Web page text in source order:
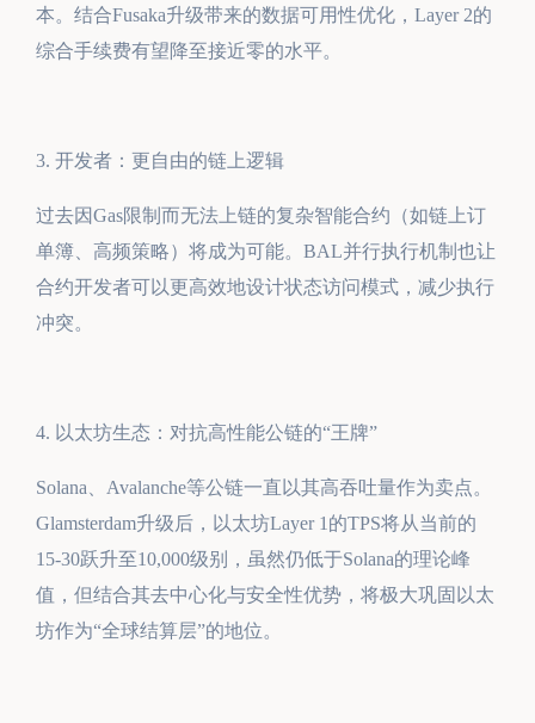
本。结合Fusaka升级带来的数据可用性优化，Layer 2的
综合手续费有望降至接近零的水平。
3. 开发者：更自由的链上逻辑
过去因Gas限制而无法上链的复杂智能合约（如链上订
单簿、高频策略）将成为可能。BAL并行执行机制也让
合约开发者可以更高效地设计状态访问模式，减少执行
冲突。
4. 以太坊生态：对抗高性能公链的“王牌”
Solana、Avalanche等公链一直以其高吞吐量作为卖点。
Glamsterdam升级后，以太坊Layer 1的TPS将从当前的
15-30跃升至10,000级别，虽然仍低于Solana的理论峰
值，但结合其去中心化与安全性优势，将极大巩固以太
坊作为“全球结算层”的地位。